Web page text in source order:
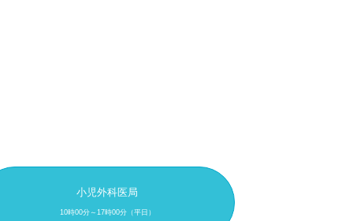
小児外科医局
10時00分～17時00分（平日）